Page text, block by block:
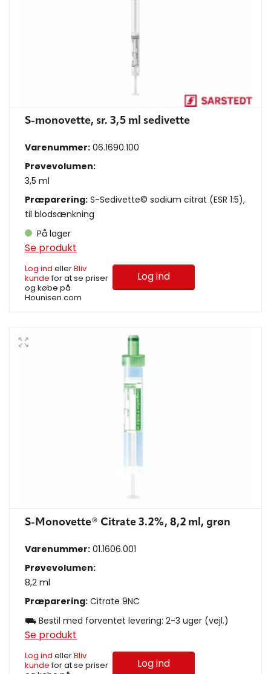
S-monovette, sr. 3,5 ml sedivette
Varenummer: 06.1690.100
Prøvevolumen:
3,5 ml
Præparering: S-Sedivette© sodium citrat (ESR 1:5),
til blodsænkning
På lager
Se produkt
Log ind ellerBliv
kundefor at se priser
og købe på
Hounisen.com
Log ind
S-Monovette® Citrate 3.2%, 8,2 ml, grøn
Varenummer: 01.1606.001
Prøvevolumen:
8,2 ml
Præparering: Citrate 9NC
⛟ Bestil med forventet levering: 2-3 uger (vejl.)
Se produkt
Log ind ellerBliv
kundefor at se priser
Log ind